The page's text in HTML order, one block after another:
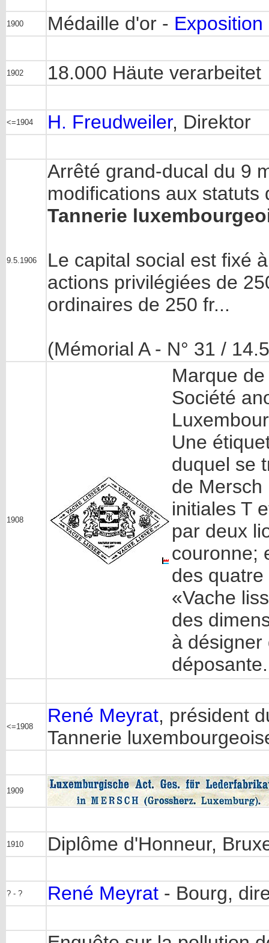
1900 Médaille d'or - Exposition
1902 18.000 Häute verarbeitet
<=1904 H. Freudweiler, Direktor
9.5.1906
Arrêté grand-ducal du 9
modifications aux
Tannerie
Le capital social est fixé
actions privilégiées de
ordinaires de 250 fr...
(Mémorial A - N° 31 /
1908
Marque
Société
Une
duquel se
de Mersch
initiales T
par deux
couronne;
des
«Vache
des
à désigner
déposante.
<=1908
René Meyrat, président
Tannerie
1909
1910 Diplôme d'Honneur,
? - ? René Meyrat - Bourg,